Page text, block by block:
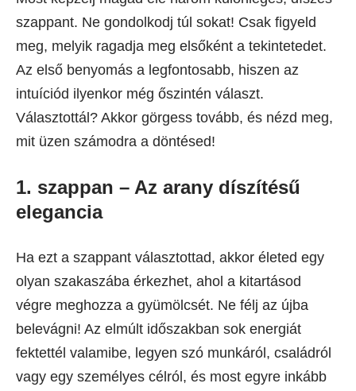
szappant. Ne gondolkodj túl sokat! Csak figyeld
meg, melyik ragadja meg elsőként a tekintetedet.
Az első benyomás a legfontosabb, hiszen az
intuíciód ilyenkor még őszintén választ.
Választottál? Akkor görgess tovább, és nézd meg,
mit üzen számodra a döntésed!
1. szappan – Az arany díszítésű
elegancia
Ha ezt a szappant választottad, akkor életed egy
olyan szakaszába érkezhet, ahol a kitartásod
végre meghozza a gyümölcsét. Ne félj az újba
belevágni! Az elmúlt időszakban sok energiát
fektettél valamibe, legyen szó munkáról, családról
vagy egy személyes célról, és most egyre inkább